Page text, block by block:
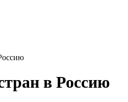
в Россию